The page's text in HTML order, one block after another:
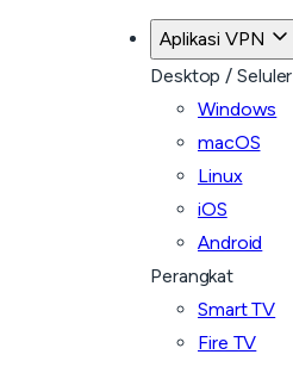
Aplikasi VPN
Desktop / Seluler
Windows
macOS
Linux
iOS
Android
Perangkat
Smart TV
Fire TV